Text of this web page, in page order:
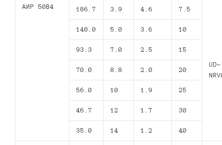
АИР 50В4
186.7 3.9 4.6 7.5
UD-
140.0 5.0 3.6 10
93.3 7.0 2.5 15
70.0 8.8 2.0 20
56.0 10 1.9 25
46.7 12 1.7 30
35.0 14 1.2 40